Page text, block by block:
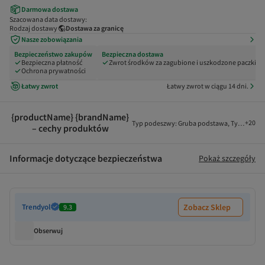
Darmowa dostawa
Szacowana data dostawy:
Rodzaj dostawy
Dostawa za granicę
Nasze zobowiązania
Bezpieczeństwo zakupów
Bezpieczna płatność
Ochrona prywatności
Bezpieczna dostawa
Zwrot środków za zagubione i uszkodzone paczki
Łatwy zwrot Łatwy zwrot w ciągu 14 dni.
{productName} {brandName}
– cechy produktów
Typ podeszwy: Gruba podstawa,Typ +20
Informacje dotyczące bezpieczeństwa Pokaż szczegóły
Trendyol 9.3 Zobacz Sklep
Obserwuj